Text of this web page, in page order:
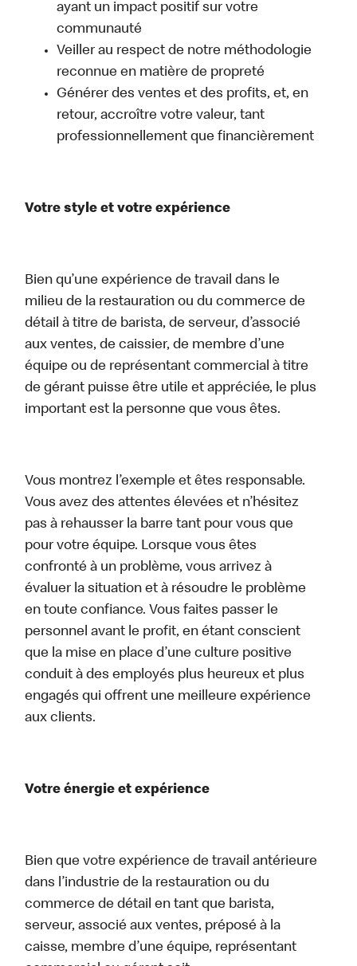
ayant un impact positif sur votre
communauté
Veiller au respect de notre méthodologie
reconnue en matière de propreté
Générer des ventes et des profits, et, en
retour, accroître votre valeur, tant
professionnellement que financièrement
Votre style et votre expérience
Bien qu’une expérience de travail dans le
milieu de la restauration ou du commerce de
détail à titre de barista, de serveur, d’associé
aux ventes, de caissier, de membre d’une
équipe ou de représentant commercial à titre
de gérant puisse être utile et appréciée, le plus
important est la personne que vous êtes.
Vous montrez l’exemple et êtes responsable.
Vous avez des attentes élevées et n’hésitez
pas à rehausser la barre tant pour vous que
pour votre équipe. Lorsque vous êtes
confronté à un problème, vous arrivez à
évaluer la situation et à résoudre le problème
en toute confiance. Vous faites passer le
personnel avant le profit, en étant conscient
que la mise en place d’une culture positive
conduit à des employés plus heureux et plus
engagés qui offrent une meilleure expérience
aux clients.
Votre énergie et expérience
Bien que votre expérience de travail antérieure
dans l’industrie de la restauration ou du
commerce de détail en tant que barista,
serveur, associé aux ventes, préposé à la
caisse, membre d’une équipe, représentant